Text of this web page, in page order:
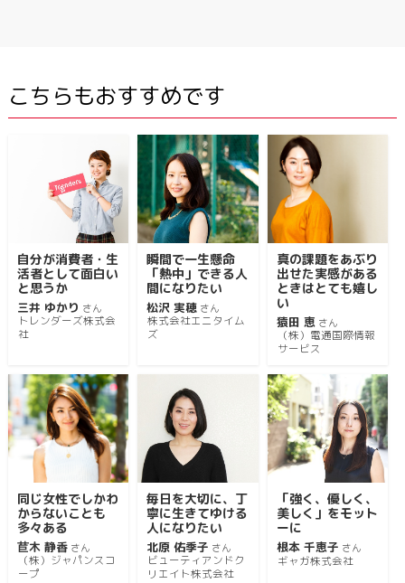
こちらもおすすめです
自分が消費者・生
活者として面白い
と思うか
三井 ゆかり さん
トレンダーズ株式会
社
瞬間で一生懸命
「熱中」できる人
間になりたい
松沢 実穂 さん
株式会社エニタイム
ズ
真の課題をあぶり
出せた実感がある
ときはとても嬉し
い
猿田 恵 さん
（株）電通国際情報
サービス
同じ女性でしかわ
からないことも
多々ある
苣木 静香 さん
（株）ジャパンスコ
ープ
毎日を大切に、丁
寧に生きてゆける
人になりたい
北原 佑季子 さん
ビューティアンドク
リエイト株式会社
「強く、優しく、
美しく」をモット
ーに
根本 千恵子 さん
ギャガ株式会社